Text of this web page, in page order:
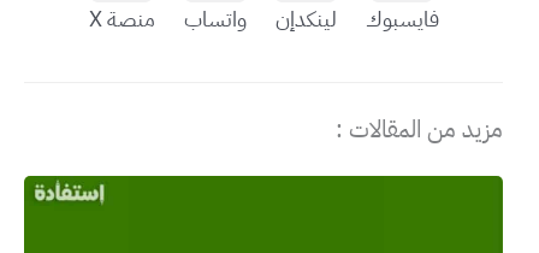
فايسبوك لينكدإن واتساب منصة X
مزيد من المقالات :